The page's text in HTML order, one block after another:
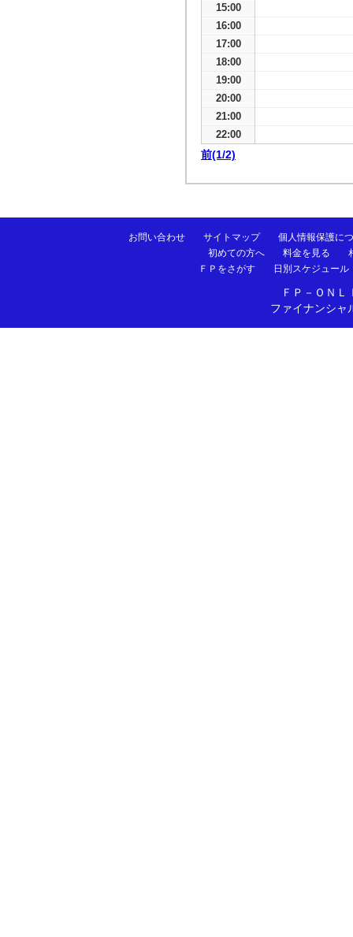
15:00
16:00
17:00
18:00
19:00
20:00
21:00
22:00
前(1/2)
お問い合わせ サイトマップ
個人情報保護に
初めての方へ
料金を見る
ＦＰをさがす
日別スケジュール
ＦＰ－ＯＮ
ファイナンシャ